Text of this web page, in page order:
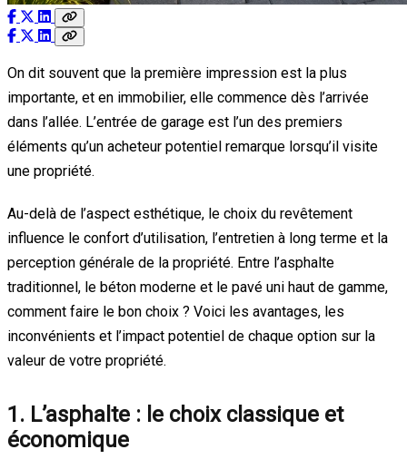
On dit souvent que la première impression est la plus
importante, et en immobilier, elle commence dès l’arrivée
dans l’allée. L’entrée de garage est l’un des premiers
éléments qu’un acheteur potentiel remarque lorsqu’il visite
une propriété.
Au-delà de l’aspect esthétique, le choix du revêtement
influence le confort d’utilisation, l’entretien à long terme et la
perception générale de la propriété. Entre l’asphalte
traditionnel, le béton moderne et le pavé uni haut de gamme,
comment faire le bon choix ? Voici les avantages, les
inconvénients et l’impact potentiel de chaque option sur la
valeur de votre propriété.
1. L’asphalte : le choix classique et
économique